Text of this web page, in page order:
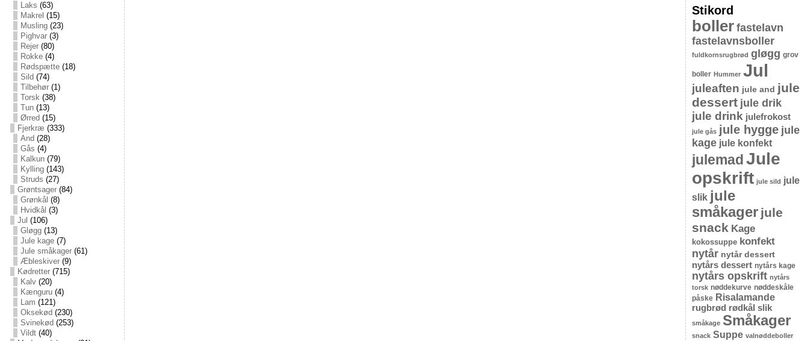
Laks (63)
Makrel (15)
Musling(23)
Pighvar(3)
Rejer(80)
Rokke(4)
Rødspætte(18)
Sild (74)
Tilbehør(1)
Torsk(38)
Tun(13)
Ørred (15)
Fjerkræ (333)
And (28)
Gås (4)
Kalkun(79)
Kylling(143)
Struds (27)
Grøntsager(84)
Grønkål (8)
Hvidkål (3)
Jul (106)
Gløgg(13)
Jule kage(7)
Jule småkager(61)
Æbleskiver(9)
Kødretter(715)
Kalv(20)
Kænguru(4)
Lam (121)
Oksekød (230)
Svinekød (253)
Vildt(40)
Stikord
boller fastelavn
fastelavnsboller
fuldkornsrugbrød gløgg grov
boller Hummer Jul
juleaften jule and jule
dessert jule drik
jule drink julefrokost
jule gås jule hygge jule
kage jule konfekt
julemad Jule
opskrift jule sild jule
slik jule
småkager jule
snack Kage
kokossuppe konfekt
nytår nytår dessert
nytårs dessert nytårs kage
nytårs opskrift nytårs
torsk nøddekurve nøddeskåle
påske Risalamande
rugbrød rødkål slik
småkage Småkager
snack Suppe valnøddeboller